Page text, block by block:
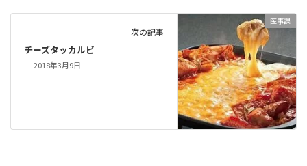
医事課
次の記事
チーズタッカルビ
2018年3月9日